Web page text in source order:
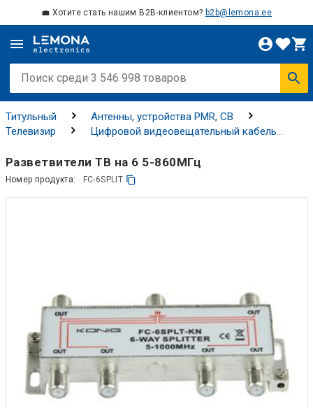
💼 Хотите стать нашим B2B-клиентом? b2b@lemona.ee
Титульный
Антенны, устройства PMR, CB
Телевизир
Цифровой видеовещательный кабель
Разветвители ТВ на 6 5-860МГц
Номер продукта: FC-6SPLIT